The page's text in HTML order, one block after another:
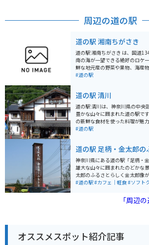
周辺の道の駅
道の駅 湘南ちがさき
道の駅 湘南ちがさき は、国道
南の海が一望できる絶好のロケー
鮮な地元産の野菜や果物、海産
は、湘南の豊かな恵みを感じら
た、レストランでは、しらす丼
ど、地元の食材を活かしたメニ
眺めながら食事ができるテラス
がらゆったりとした時間を過ごせます。 バイク
方には、無料の駐輪場が用意さ
には、江の島や鎌倉などの人気
おり、足を延ばしてみるのも良いでしょう
ちがさき では、定期的にイベン
地元のアーティストによるライ
ど、湘南の文化に触れることが
ト情報は、公式ウェブサイトで確認でき
を使ったお菓子などがおすすめです。 少し足
#道の駅
道の駅 清川
道の駅 清川は、神奈川県の中央
豊かな山々に囲まれた道の駅で
の新鮮な食材を使った料理が魅力です。 バイク
際は、宮ヶ瀬湖やヤビツ峠など
品である、新鮮な野菜や果物、
です。また、レストランでは、
に使った料理を楽しむことがで
猪肉を使った「猪肉丼」は、こ
メニューです。
#道の駅
道の駅 足柄・金太郎の
神奈川県にある道の駅「足柄・
雄大な山々に囲まれたのどかな
太郎のふるさとらしく金太郎像
リニューアルされた施設は清潔
しさがあります。地元のお肉や
ており、ドライブやツーリング
る寄り道スポットです。
#道の駅#カフェ｜軽食#ソフト
「周辺
オススメスポット紹介記事